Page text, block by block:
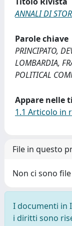
ANNALI DI
Parole chiave
PRINCIPATO,
LOMBARDIA,
POLITICAL
Appare nelle
1.1 Articolo in
File in questo
Non ci sono
I documenti in
i diritti sono